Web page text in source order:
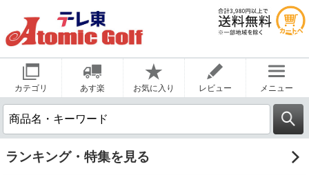
カテゴリ あす楽 お気に入り レビュー メニュー
ランキング・特集を見る